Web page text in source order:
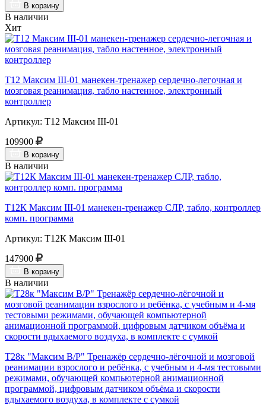
В корзину
В наличии
Хит
Т12 Максим III-01 манекен-тренажер сердечно-легочная и
мозговая реанимация, табло настенное, электронный
контроллер
Артикул: Т12 Максим III-01
109900
В корзину
В наличии
Т12К Максим III-01 манекен-тренажер СЛР, табло, контроллер
комп. программа
Артикул: Т12К Максим III-01
147900
В корзину
В наличии
Т28к "Максим В/Р" Тренажёр сердечно-лёгочной и мозговой
реанимации взрослого и ребёнка, с учебным и 4-мя тестовыми
режимами, обучающей компьютерной анимационной
программой, цифровым датчиком объёма и скорости
вдыхаемого воздуха, в комплекте с сумкой